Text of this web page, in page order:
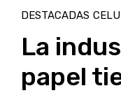
DESTACADAS
La
papel